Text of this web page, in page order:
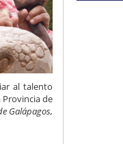
al talento
Provincia de
Galápagos,